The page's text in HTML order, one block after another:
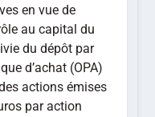
en vue de
au capital du
du dépôt par
d’achat (OPA)
actions émises
par action